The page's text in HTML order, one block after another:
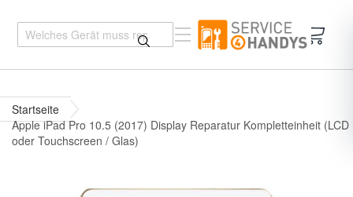
Startseite
Apple iPad Pro 10.5 (2017) Display Reparatur Kompletteinheit (LCD
oder Touchscreen / Glas)